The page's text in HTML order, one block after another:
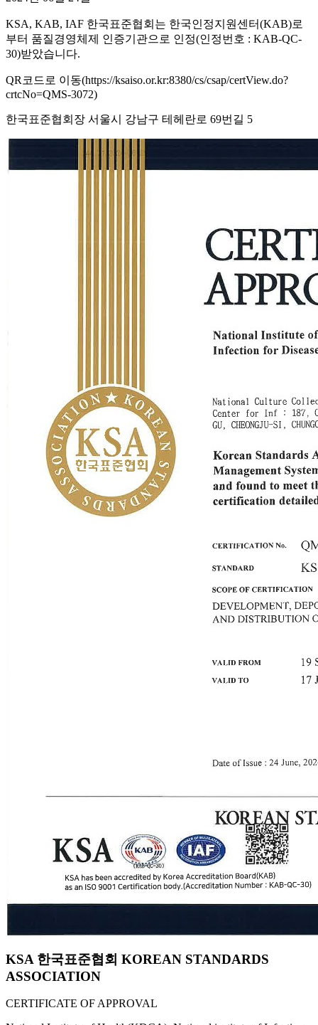
KSA, KAB, IAF 한국표준협회는 한국인정지원센터(KAB)로
부터 품질경영체제 인증기관으로 인정(인정번호 : KAB-QC-
30)받았습니다.
QR코드로 이동(https://ksaiso.or.kr:8380/cs/csap/certView.do?
crtcNo=QMS-3072)
한국표준협회장 서울시 강남구 테헤란로 69번길 5
KSA 한국표준협회 KOREAN STANDARDS
ASSOCIATION
CERTIFICATE OF APPROVAL